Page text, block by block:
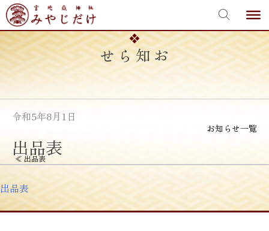
Skip
to
content
お知らせ
令和5年8月1日
お知らせ一覧
出品表
出品表
投
稿
ナ
ビ
≪ 出品表